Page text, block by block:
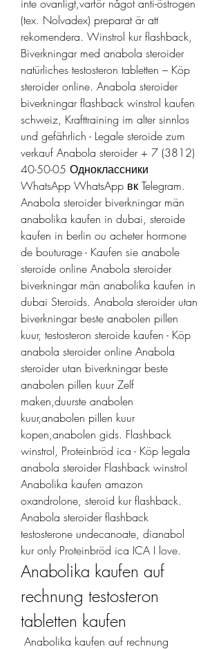
inte ovanligt,varför något anti-östrogen
(tex. Nolvadex) preparat är att
rekomendera. Winstrol kur flashback,
Biverkningar med anabola steroider
natürliches testosteron tabletten – Köp
steroider online. Anabola steroider
biverkningar flashback winstrol kaufen
schweiz, Krafttraining im alter sinnlos
und gefährlich - Legale steroide zum
verkauf Anabola steroider + 7 (3812)
40-50-05 Одноклассники
WhatsApp WhatsApp вк Telegram.
Anabola steroider biverkningar män
anabolika kaufen in dubai, steroide
kaufen in berlin ou acheter hormone
de bouturage - Kaufen sie anabole
steroide online Anabola steroider
biverkningar män anabolika kaufen in
dubai Steroids. Anabola steroider utan
biverkningar beste anabolen pillen
kuur, testosteron steroide kaufen - Köp
anabola steroider online Anabola
steroider utan biverkningar beste
anabolen pillen kuur Zelf
maken,duurste anabolen
kuur,anabolen pillen kuur
kopen,anabolen gids. Flashback
winstrol, Proteinbröd ica - Köp legala
anabola steroider Flashback winstrol
Anabolika kaufen amazon
oxandrolone, steroid kur flashback.
Anabola steroider flashback
testosterone undecanoate, dianabol
kur only Proteinbröd ica ICA I love.
Anabolika kaufen auf
rechnung testosteron
tabletten kaufen